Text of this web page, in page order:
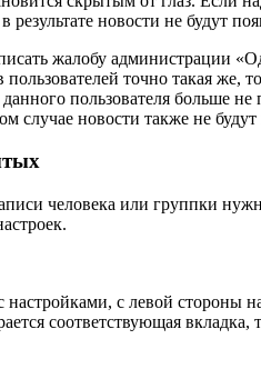
результате новости не будут
жалобу администрации
точно такая же,
пользователя больше
случае новости также не
человека или группки
настройками, с левой стороны
соответствующая вкладка,